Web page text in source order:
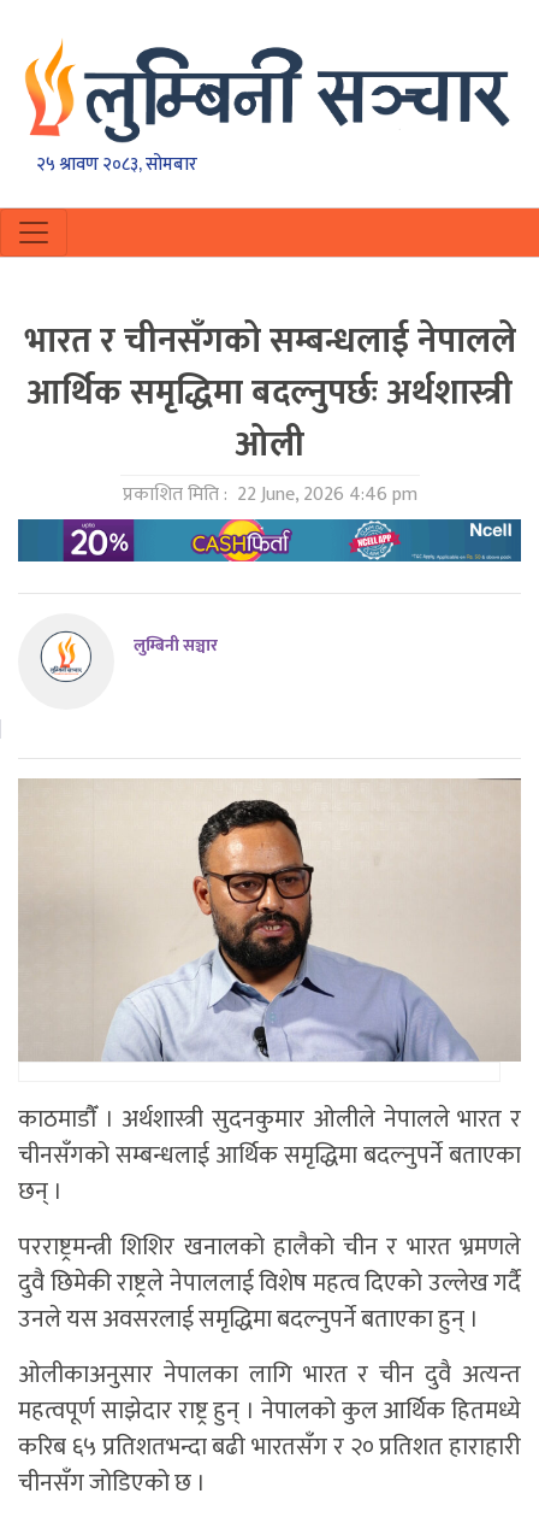
२५ श्रावण २०८३, सोमबार
भारत र चीनसँगको सम्बन्धलाई नेपालले
आर्थिक समृद्धिमा बदल्नुपर्छः अर्थशास्त्री
ओली
प्रकाशित मिति : 22 June, 2026 4:46 pm
लुम्बिनी सञ्चार
काठमाडाैँ । अर्थशास्त्री सुदनकुमार ओलीले नेपालले भारत र
चीनसँगको सम्बन्धलाई आर्थिक समृद्धिमा बदल्नुपर्ने बताएका
छन् ।
परराष्ट्रमन्त्री शिशिर खनालको हालैको चीन र भारत भ्रमणले
दुवै छिमेकी राष्ट्रले नेपाललाई विशेष महत्व दिएको उल्लेख गर्दै
उनले यस अवसरलाई समृद्धिमा बदल्नुपर्ने बताएका हुन् ।
ओलीकाअनुसार नेपालका लागि भारत र चीन दुवै अत्यन्त
महत्वपूर्ण साझेदार राष्ट्र हुन् । नेपालको कुल आर्थिक हितमध्ये
करिब ६५ प्रतिशतभन्दा बढी भारतसँग र २० प्रतिशत हाराहारी
चीनसँग जोडिएको छ ।